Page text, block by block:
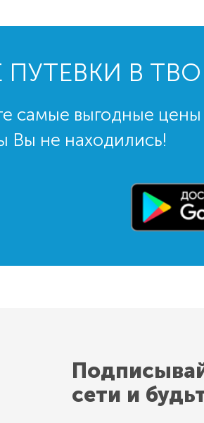
ПУТЕВКИ В
самые выгодные
Вы не находились!
сети и